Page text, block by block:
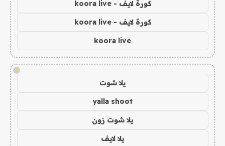
كورة لايف - koora live
كورة لايف - koora live
koora live
!
يلا شوت
yalla shoot
يلا شوت زون
يلا لايف